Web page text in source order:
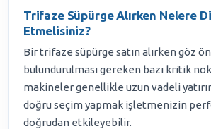
Trifaze Süpürge Alırken Nelere
Etmelisiniz?
Bir trifaze süpürge satın alırken göz
bulundurulması gereken bazı kritik
makineler genellikle uzun vadeli
doğru seçim yapmak işletmenizin
doğrudan etkileyebilir.